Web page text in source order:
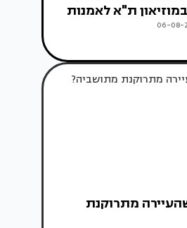
ת"א לאמנות
06-08-
מתרוקנת